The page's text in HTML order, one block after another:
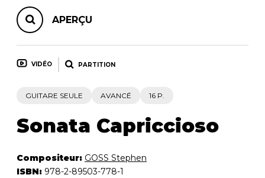
APERÇU
VIDÉO PARTITION
GUITARE SEULE AVANCÉ 16 P.
Sonata Capriccioso
Compositeur: GOSS Stephen
ISBN: 978-2-89503-778-1